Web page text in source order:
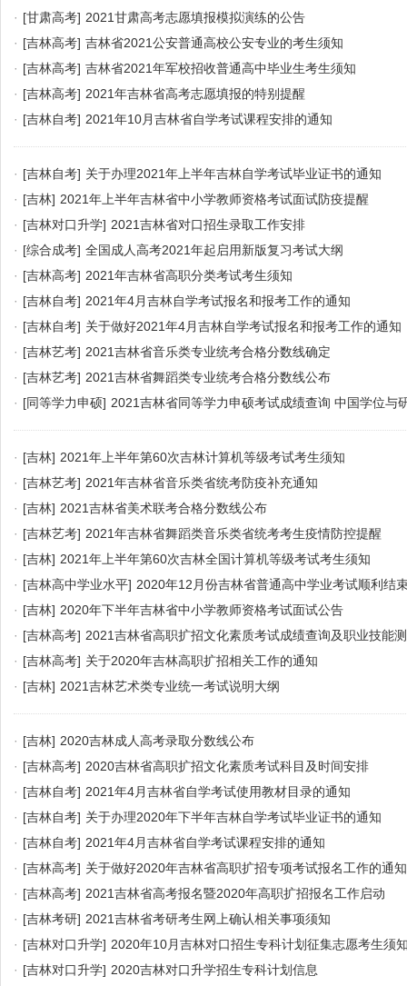
· [甘肃高考] 2021甘肃高考志愿填报模拟演练的公告
· [吉林高考] 吉林省2021公安普通高校公安专业的考生须知
· [吉林高考] 吉林省2021年军校招收普通高中毕业生考生须知
· [吉林高考] 2021年吉林省高考志愿填报的特别提醒
· [吉林自考] 2021年10月吉林省自学考试课程安排的通知
· [吉林自考] 关于办理2021年上半年吉林自学考试毕业证书的通知
· [吉林] 2021年上半年吉林省中小学教师资格考试面试防疫提醒
· [吉林对口升学] 2021吉林省对口招生录取工作安排
· [综合成考] 全国成人高考2021年起启用新版复习考试大纲
· [吉林高考] 2021年吉林省高职分类考试考生须知
· [吉林自考] 2021年4月吉林自学考试报名和报考工作的通知
· [吉林自考] 关于做好2021年4月吉林自学考试报名和报考工作的通知
· [吉林艺考] 2021吉林省音乐类专业统考合格分数线确定
· [吉林艺考] 2021吉林省舞蹈类专业统考合格分数线公布
· [同等学力申硕] 2021吉林省同等学力申硕考试成绩查询 中国学位与
· [吉林] 2021年上半年第60次吉林计算机等级考试考生须知
· [吉林艺考] 2021年吉林省音乐类省统考防疫补充通知
· [吉林] 2021吉林省美术联考合格分数线公布
· [吉林艺考] 2021年吉林省舞蹈类音乐类省统考考生疫情防控提醒
· [吉林] 2021年上半年第60次吉林全国计算机等级考试考生须知
· [吉林高中学业水平] 2020年12月份吉林省普通高中学业考试顺利结
· [吉林] 2020年下半年吉林省中小学教师资格考试面试公告
· [吉林高考] 2021吉林省高职扩招文化素质考试成绩查询及职业技能
· [吉林高考] 关于2020年吉林高职扩招相关工作的通知
· [吉林] 2021吉林艺术类专业统一考试说明大纲
· [吉林] 2020吉林成人高考录取分数线公布
· [吉林高考] 2020吉林省高职扩招文化素质考试科目及时间安排
· [吉林自考] 2021年4月吉林省自学考试使用教材目录的通知
· [吉林自考] 关于办理2020年下半年吉林自学考试毕业证书的通知
· [吉林自考] 2021年4月吉林省自学考试课程安排的通知
· [吉林高考] 关于做好2020年吉林省高职扩招专项考试报名工作的通知
· [吉林高考] 2021吉林省高考报名暨2020年高职扩招报名工作启动
· [吉林考研] 2021吉林省考研考生网上确认相关事项须知
· [吉林对口升学] 2020年10月吉林对口招生专科计划征集志愿考生须
· [吉林对口升学] 2020吉林对口升学招生专科计划信息